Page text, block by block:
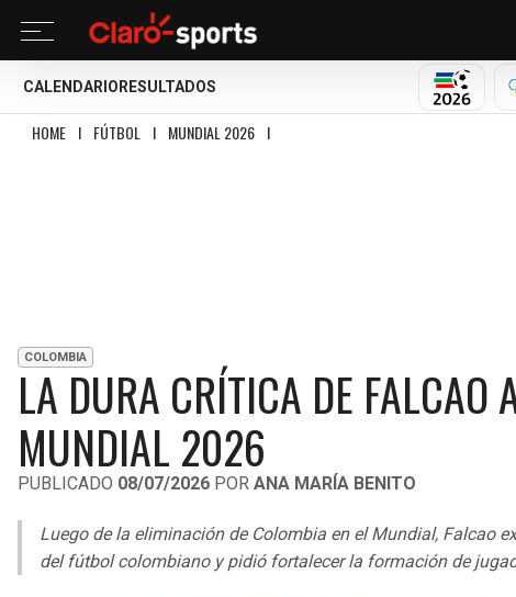
CALENDARIO RESULTADOS
HOME I FÚTBOL I MUNDIAL 2026 I
COLOMBIA
LA DURA CRÍTICA DE FALCAO
MUNDIAL 2026
PUBLICADO 08/07/2026 POR ANA MARÍA BENITO
Luego de la eliminación de Colombia en el Mundial, Falcao
del fútbol colombiano y pidió fortalecer la formación de